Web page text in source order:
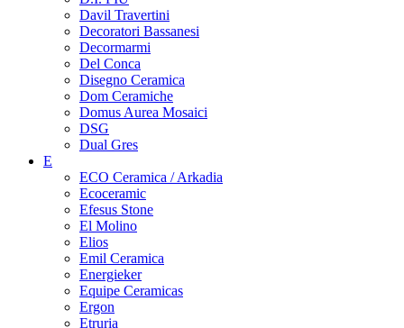
Davil Travertini
Decoratori Bassanesi
Decormarmi
Del Conca
Disegno Ceramica
Dom Ceramiche
Domus Aurea Mosaici
DSG
Dual Gres
E
ECO Ceramica / Arkadia
Ecoceramic
Efesus Stone
El Molino
Elios
Emil Ceramica
Energieker
Equipe Ceramicas
Ergon
Etruria